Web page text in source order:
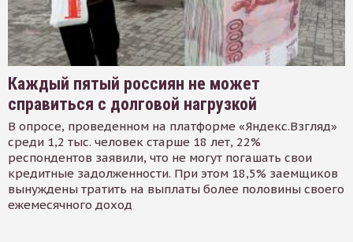
Каждый пятый россиян не может
справиться с долговой нагрузкой
В опросе, проведенном на платформе «Яндекс.Взгляд»
среди 1,2 тыс. человек старше 18 лет, 22%
респондентов заявили, что не могут погашать свои
кредитные задолженности. При этом 18,5% заемщиков
вынуждены тратить на выплаты более половины своего
ежемесячного доход